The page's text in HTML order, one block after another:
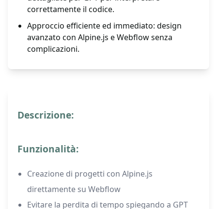
correttamente il codice.
Approccio efficiente ed immediato: design
avanzato con Alpine.js e Webflow senza
complicazioni.
Descrizione:
Funzionalità:
Creazione di progetti con Alpine.js
direttamente su Webflow
Evitare la perdita di tempo spiegando a GPT